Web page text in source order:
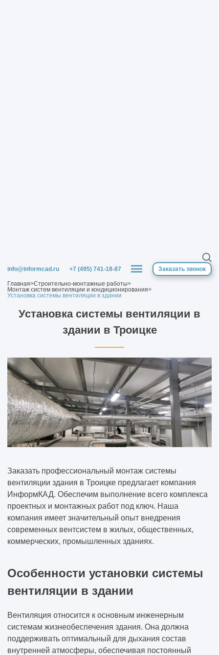
info@informcad.ru +7 (495) 741-18-87 Заказать звонок
Главная>Строительно-монтажные работы>
Монтаж систем вентиляции и кондиционирования>
Установка системы вентиляции в здании
Установка системы вентиляции в
здании в Троицке
Заказать профессиональный монтаж системы
вентиляции здания в Троицке предлагает компания
ИнформКАД. Обеспечим выполнение всего комплекса
проектных и монтажных работ под ключ. Наша
компания имеет значительный опыт внедрения
современных вентсистем в жилых, общественных,
коммерческих, промышленных зданиях.
Особенности установки системы
вентиляции в здании
Вентиляция относится к основным инженерным
системам жизнеобеспечения здания. Она должна
поддерживать оптимальный для дыхания состав
внутренней атмосферы, обеспечивая постоянный